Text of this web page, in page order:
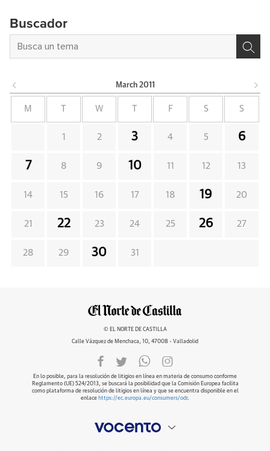
Buscador
March 2011
M W F S S
1 2 3 4 5 6
7 8 9 10 11 12 13
14 15 16 17 18 19 20
21 22 23 24 25 26 27
28 29 30 31
© EL NORTE DE CASTILLA
Calle Vázquez de Menchaca, 10, 47008 - Valladolid
En lo posible, para la resolución de litigios en línea en materia de consumo conforme
Reglamento (UE) 524/2013, se buscará la posibilidad que la Comisión Europea facilita
como plataforma de resolución de litigios en línea y que se encuentra disponible en el
enlace https://ec.europa.eu/consumers/odr.